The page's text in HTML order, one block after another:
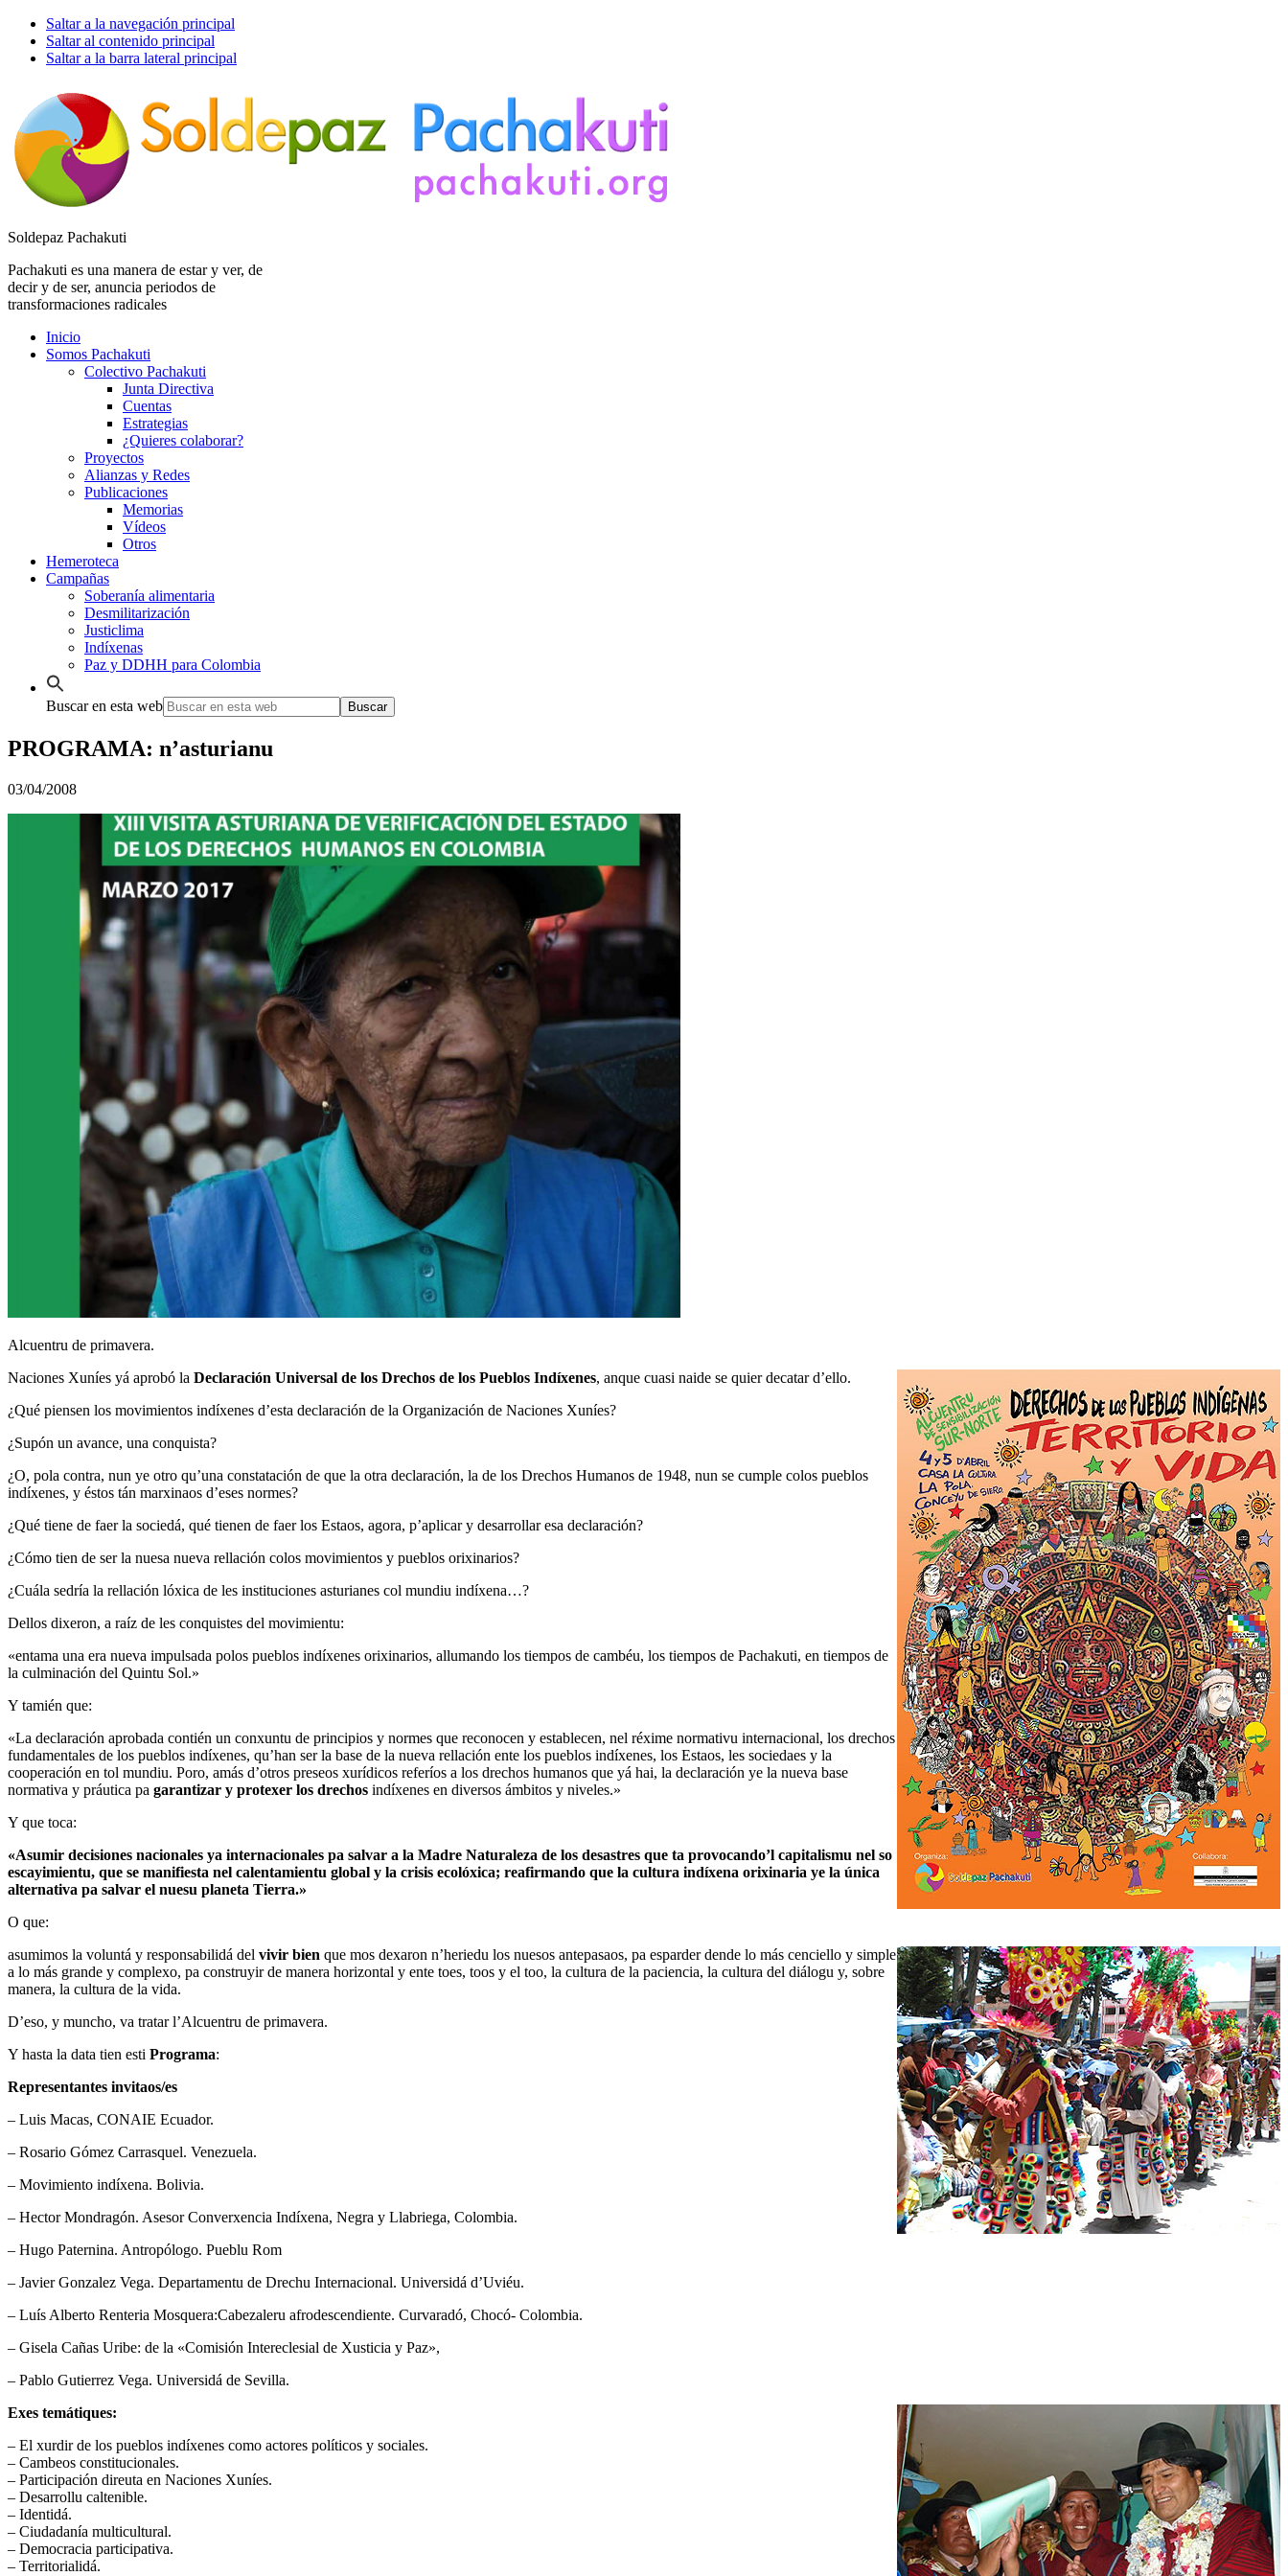
Saltar a la navegación principal
Saltar al contenido principal
Saltar a la barra lateral principal
Soldepaz Pachakuti
Pachakuti es una manera de estar y ver, de
decir y de ser, anuncia periodos de
transformaciones radicales
Inicio
Somos Pachakuti
Colectivo Pachakuti
Junta Directiva
Cuentas
Estrategias
¿Quieres colaborar?
Proyectos
Alianzas y Redes
Publicaciones
Memorias
Vídeos
Otros
Hemeroteca
Campañas
Soberanía alimentaria
Desmilitarización
Justiclima
Indíxenas
Paz y DDHH para Colombia
Buscar en esta web
PROGRAMA: n’asturianu
03/04/2008
Alcuentru de primavera.
Naciones Xuníes yá aprobó la Declaración Universal de los Drechos de los Pueblos Indíxenes, anque cuasi naide se quier decatar d’ello.
¿Qué piensen los movimientos indíxenes d’esta declaración de la Organización de Naciones Xuníes?
¿Supón un avance, una conquista?
¿O, pola contra, nun ye otro qu’una constatación de que la otra declaración, la de los Drechos Humanos de 1948, nun se cumple colos pueblos
indíxenes, y éstos tán marxinaos d’eses normes?
¿Qué tiene de faer la sociedá, qué tienen de faer los Estaos, agora, p’aplicar y desarrollar esa declaración?
¿Cómo tien de ser la nuesa nueva rellación colos movimientos y pueblos orixinarios?
¿Cuála sedría la rellación lóxica de les instituciones asturianes col mundiu indíxena…?
Dellos dixeron, a raíz de les conquistes del movimientu:
«entama una era nueva impulsada polos pueblos indíxenes orixinarios, allumando los tiempos de cambéu, los tiempos de Pachakuti, en tiempos de
la culminación del Quintu Sol.»
Y tamién que:
«La declaración aprobada contién un conxuntu de principios y normes que reconocen y establecen, nel réxime normativu internacional, los drechos
fundamentales de los pueblos indíxenes, qu’han ser la base de la nueva rellación ente los pueblos indíxenes, los Estaos, les sociedaes y la
cooperación en tol mundiu. Poro, amás d’otros preseos xurídicos referíos a los drechos humanos que yá hai, la declaración ye la nueva base
normativa y práutica pa garantizar y protexer los drechos indíxenes en diversos ámbitos y niveles.»
Y que toca:
«Asumir decisiones nacionales ya internacionales pa salvar a la Madre Naturaleza de los desastres que ta provocando’l capitalismu nel so
escayimientu, que se manifiesta nel calentamientu global y la crisis ecolóxica; reafirmando que la cultura indíxena orixinaria ye la única
alternativa pa salvar el nuesu planeta Tierra.»
O que:
asumimos la voluntá y responsabilidá del vivir bien que mos dexaron n’heriedu los nuesos antepasaos, pa esparder dende lo más cenciello y simple
a lo más grande y complexo, pa construyir de manera horizontal y ente toes, toos y el too, la cultura de la paciencia, la cultura del diálogu y, sobre
manera, la cultura de la vida.
D’eso, y muncho, va tratar l’Alcuentru de primavera.
Y hasta la data tien esti Programa:
Representantes invitaos/es
– Luis Macas, CONAIE Ecuador.
– Rosario Gómez Carrasquel. Venezuela.
– Movimiento indíxena. Bolivia.
– Hector Mondragón. Asesor Converxencia Indíxena, Negra y Llabriega, Colombia.
– Hugo Paternina. Antropólogo. Pueblu Rom
– Javier Gonzalez Vega. Departamentu de Drechu Internacional. Universidá d’Uviéu.
– Luís Alberto Renteria Mosquera:Cabezaleru afrodescendiente. Curvaradó, Chocó- Colombia.
– Gisela Cañas Uribe: de la «Comisión Intereclesial de Xusticia y Paz»,
– Pablo Gutierrez Vega. Universidá de Sevilla.
Exes temátiques:
– El xurdir de los pueblos indíxenes como actores políticos y sociales.
– Cambeos constitucionales.
– Participación direuta en Naciones Xuníes.
– Desarrollu caltenible.
– Identidá.
– Ciudadanía multicultural.
– Democracia participativa.
– Territorialidá.